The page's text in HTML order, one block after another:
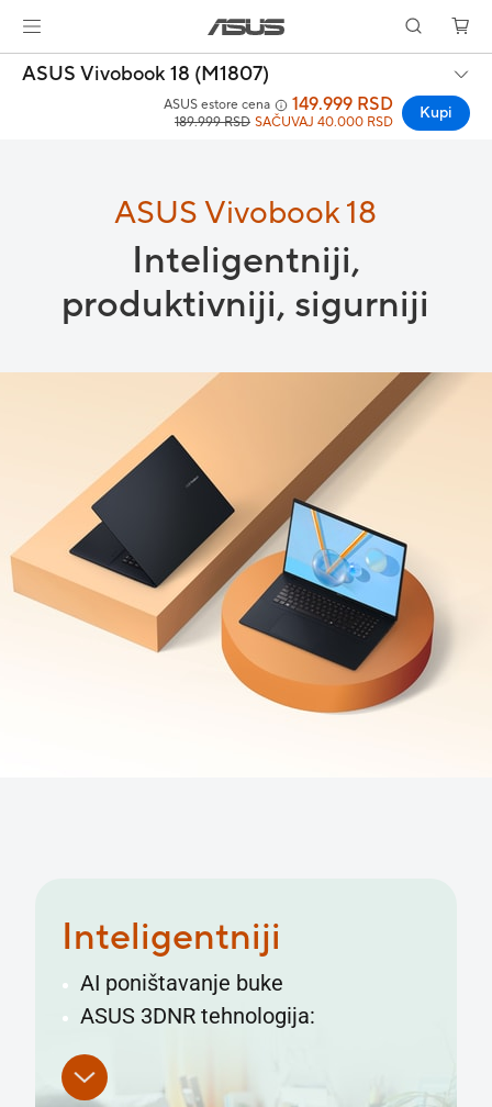
ASUS Vivobook 18 (M1807)
ASUS estore cena 149.999 RSD
189.999 RSD SAČUVAJ 40.000 RSD Kupi
ASUS Vivobook 18
Inteligentniji,
produktivniji, sigurniji
Inteligentniji
AI poništavanje buke
ASUS 3DNR tehnologija: